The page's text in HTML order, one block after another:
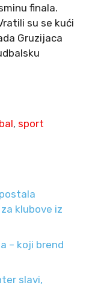
finala.
su se kući
Gruzijaca
, sport
klubove iz
– koji brend
slavi,